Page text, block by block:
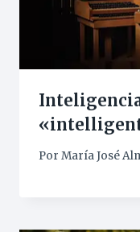
Por María José